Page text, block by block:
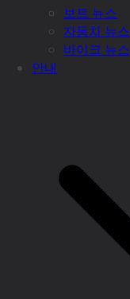
보트 뉴스
자동차 뉴스
바이크 뉴스
안내